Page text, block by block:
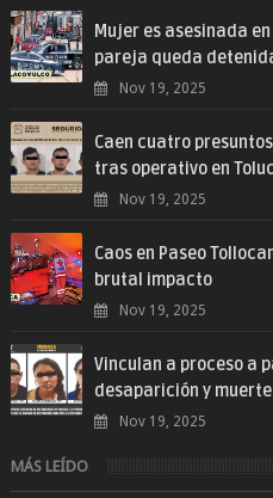
Mujer es asesinada
pareja queda
Nov 19, 2025
Caen cuatro
tras operativo en
Nov 19, 2025
Caos en Paseo
brutal impacto
Nov 19, 2025
Vinculan a proceso a
desaparición y
Nov 19, 2025
MÁS LEÍDO